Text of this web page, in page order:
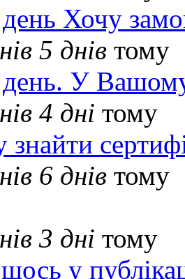
Хочу
5 днів тому
У Вашому
4 дні тому
6 днів тому
3 дні тому
у